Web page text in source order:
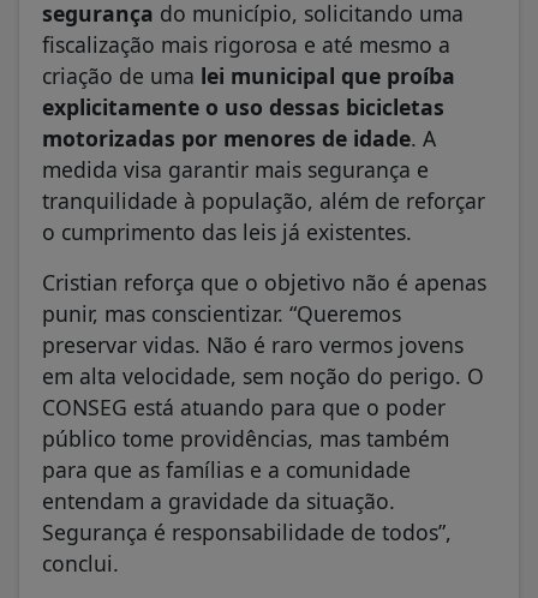
segurança do município, solicitando uma
fiscalização mais rigorosa e até mesmo a
criação de uma lei municipal que proíba
explicitamente o uso dessas bicicletas
motorizadas por menores de idade. A
medida visa garantir mais segurança e
tranquilidade à população, além de reforçar
o cumprimento das leis já existentes.
Cristian reforça que o objetivo não é apenas
punir, mas conscientizar. “Queremos
preservar vidas. Não é raro vermos jovens
em alta velocidade, sem noção do perigo. O
CONSEG está atuando para que o poder
público tome providências, mas também
para que as famílias e a comunidade
entendam a gravidade da situação.
Segurança é responsabilidade de todos”,
conclui.